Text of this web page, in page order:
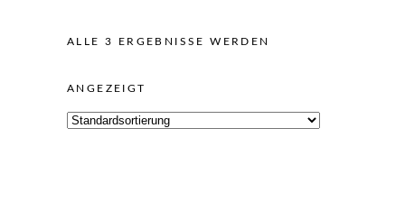
ALLE 3 ERGEBNISSE WERDEN
ANGEZEIGT